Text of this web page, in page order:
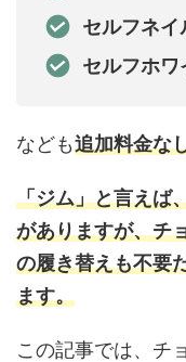
セルフネイ
セルフホワ
なども追加料金な
「ジム」と言えば
がありますが、チ
の履き替えも不要
ます。
この記事では、チ